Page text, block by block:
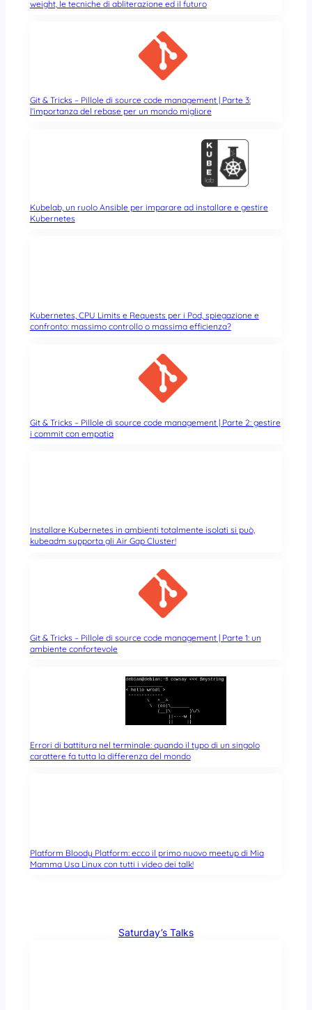
weight, le tecniche di abliterazione ed il futuro
Git & Tricks – Pillole di source code management | Parte 3:
l’importanza del rebase per un mondo migliore
Kubelab, un ruolo Ansible per imparare ad installare e gestire
Kubernetes
Kubernetes, CPU Limits e Requests per i Pod, spiegazione e
confronto: massimo controllo o massima efficienza?
Git & Tricks – Pillole di source code management | Parte 2: gestire
i commit con empatia
Installare Kubernetes in ambienti totalmente isolati si può,
kubeadm supporta gli Air Gap Cluster!
Git & Tricks – Pillole di source code management | Parte 1: un
ambiente confortevole
Errori di battitura nel terminale: quando il typo di un singolo
carattere fa tutta la differenza del mondo
Platform Bloody Platform: ecco il primo nuovo meetup di Mia
Mamma Usa Linux con tutti i video dei talk!
Saturday’s Talks